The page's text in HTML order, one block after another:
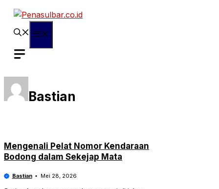
Langsung
Bastian
Mengenali Pelat Nomor Kendaraan
Bodong dalam Sekejap Mata
Bastian Mei 28, 2026